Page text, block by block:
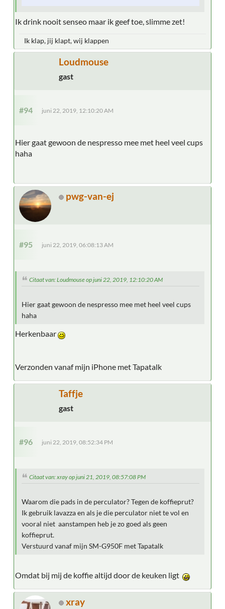
Ik drink nooit senseo maar ik geef toe, slimme zet!
Ik klap, jij klapt, wij klappen
Loudmouse
gast
#94 juni 22, 2019, 12:10:20 AM
Hier gaat gewoon de nespresso mee met heel veel cups
haha
pwg-van-ej
#95 juni 22, 2019, 06:08:13 AM
Citaat van: Loudmouse op juni 22, 2019, 12:10:20 AM
Hier gaat gewoon de nespresso mee met heel veel cups
haha
Herkenbaar
Verzonden vanaf mijn iPhone met Tapatalk
Taffje
gast
#96 juni 22, 2019, 08:52:34 PM
Citaat van: xray op juni 21, 2019, 08:57:08 PM
Waarom die pads in de perculator? Tegen de koffieprut?
Ik gebruik lavazza en als je die perculator niet te vol en
vooral niet aanstampen heb je zo goed als geen
koffieprut.
Verstuurd vanaf mijn SM-G950F met Tapatalk
Omdat bij mij de koffie altijd door de keuken ligt
xray